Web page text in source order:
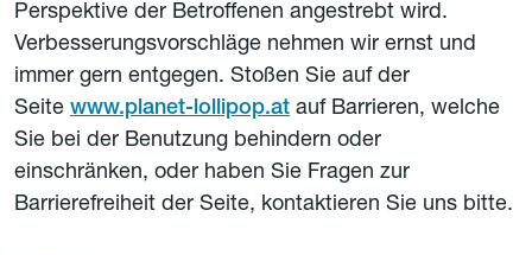
Perspektive der Betroffenen angestrebt wird.
Verbesserungsvorschläge nehmen wir ernst und
immer gern entgegen. Stoßen Sie auf der
Seite www.planet-lollipop.at auf Barrieren, welche
Sie bei der Benutzung behindern oder
einschränken, oder haben Sie Fragen zur
Barrierefreiheit der Seite, kontaktieren Sie uns bitte.